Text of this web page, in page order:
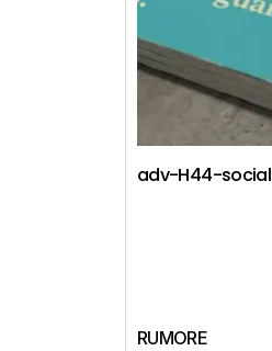
adv-H44-social
RUMORE